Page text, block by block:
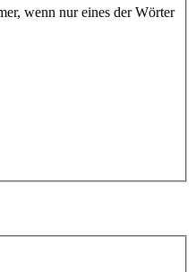
wenn nur eines der Wörter